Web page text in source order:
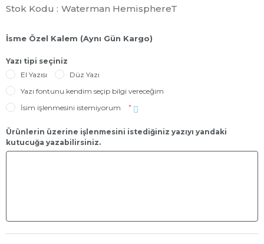
Stok Kodu : Waterman HemisphereT
İsme Özel Kalem (Aynı Gün Kargo)
Yazı tipi seçiniz
El Yazısı
Düz Yazı
Yazı fontunu kendim seçip bilgi vereceğim
İsim işlenmesini istemiyorum
*
Ürünlerin üzerine işlenmesini istediğiniz yazıyı yandaki
kutucuğa yazabilirsiniz.